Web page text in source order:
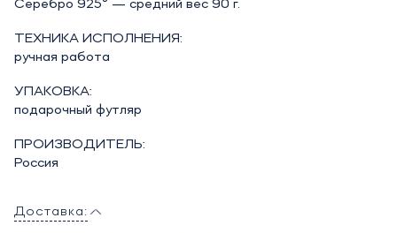
Серебро 925° — средний вес 90 г.
ТЕХНИКА ИСПОЛНЕНИЯ:
ручная работа
УПАКОВКА:
подарочный футляр
ПРОИЗВОДИТЕЛЬ:
Россия
Доставка: